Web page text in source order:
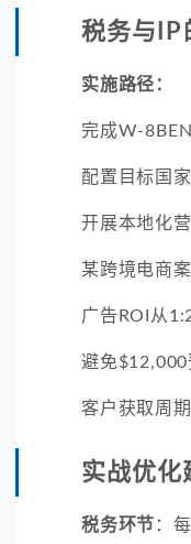
税务与IP
实施路径：
完成W-
配置目标国
开展本地化
某跨境电商
广告ROI从
避免$12,000
客户获取周
实战优化
税务环节 ：